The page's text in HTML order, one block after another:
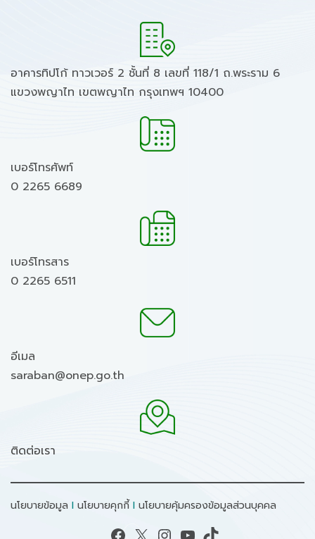
อาคารทิปโก้ ทาวเวอร์ 2 ชั้นที่ 8 เลขที่ 118/1 ถ.พระราม 6
แขวงพญาไท เขตพญาไท กรุงเทพฯ 10400
เบอร์โทรศัพท์
0 2265 6689
เบอร์โทรสาร
0 2265 6511
อีเมล
saraban@onep.go.th
ติดต่อเรา
นโยบายข้อมูล I นโยบายคุกกี้ I นโยบายคุ้มครองข้อมูลส่วนบุคคล